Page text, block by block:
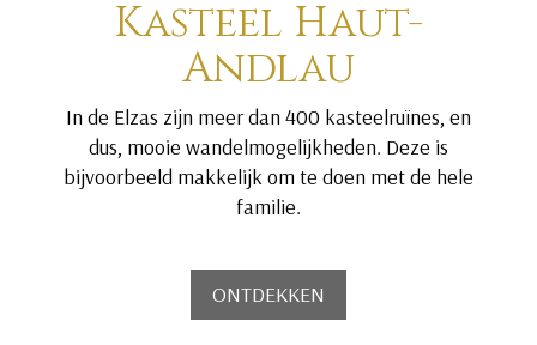
Kasteel Haut-
Andlau
In de Elzas zijn meer dan 400 kasteelruïnes, en
dus, mooie wandelmogelijkheden. Deze is
bijvoorbeeld makkelijk om te doen met de hele
familie.
ONTDEKKEN